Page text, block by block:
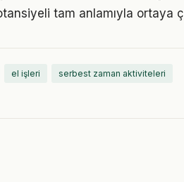
tam anlamıyla ortaya
el işleri serbest zaman aktiviteleri